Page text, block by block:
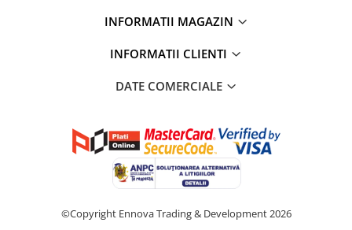
INFORMATII MAGAZIN
INFORMATII CLIENTI
DATE COMERCIALE
©Copyright Ennova Trading & Development 2026